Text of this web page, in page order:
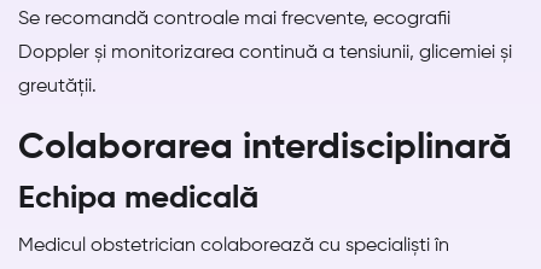
Se recomandă controale mai frecvente, ecografii
Doppler și monitorizarea continuă a tensiunii, glicemiei și
greutății.
Colaborarea interdisciplinară
Echipa medicală
Medicul obstetrician colaborează cu specialiști în